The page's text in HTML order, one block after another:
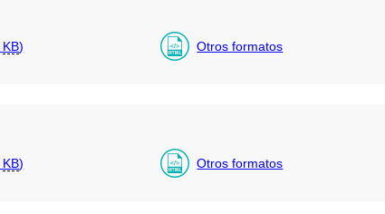
KB) Otros formatos
KB) Otros formatos